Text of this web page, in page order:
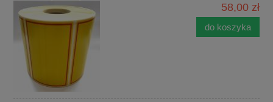
58,00 zł
do koszyka